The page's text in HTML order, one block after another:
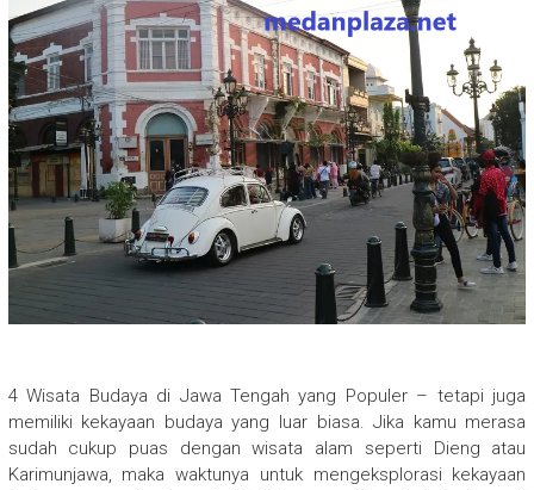
4 Wisata Budaya di Jawa Tengah yang Populer – tetapi juga
memiliki kekayaan budaya yang luar biasa. Jika kamu merasa
sudah cukup puas dengan wisata alam seperti Dieng atau
Karimunjawa, maka waktunya untuk mengeksplorasi kekayaan